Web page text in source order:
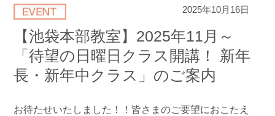
2025年10月16日
【池袋本部教室】2025年11月～
「待望の日曜日クラス開講！ 新年
長・新年中クラス」のご案内
お待たせいたしました！！皆さまのご要望におこたえ